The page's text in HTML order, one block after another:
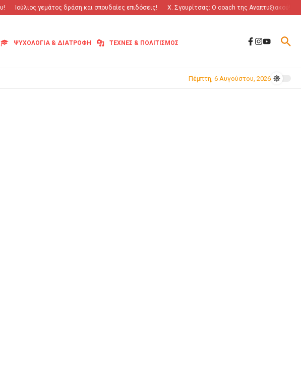
Ιούλιος γεμάτος δράση και σπουδαίες επιδόσεις! Χ. Σγουρίτσας: O coach της Αναπτυξιακού!
ΨΥΧΟΛΟΓΙΑ & ΔΙΑΤΡΟΦΗ ΤΕΧΝΕΣ & ΠΟΛΙΤΙΣΜΟΣ
Πέμπτη, 6 Αυγούστου, 2026